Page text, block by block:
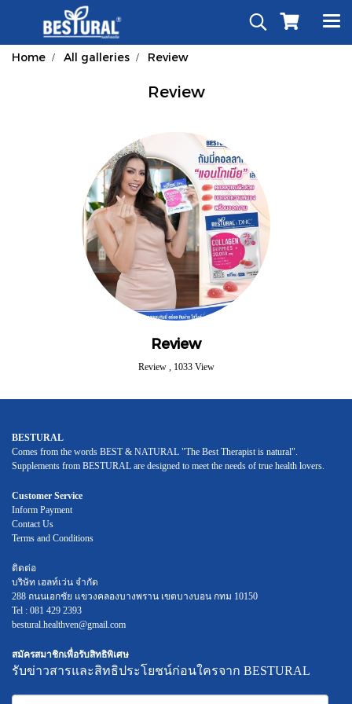
Home All galleries Review
Review
Review
Review, 1033 View
BESTURAL
Comes from the words BEST & NATURAL "The Best Therapist is natural".
Supplements from BESTURAL are designed to meet the needs of true health lovers.
Customer Service
Inform Payment
Contact Us
Terms and Conditions
ติดต่อ
บริษัท เฮลท์เว่น จำกัด
288 ถนนเอกชัย แขวงคลองบางพราน เขตบางบอน กทม 10150
Tel : 081 429 2393
bestural.healthven@gmail.com
สมัครสมาชิกเพื่อรับสิทธิพิเศษ
รับข่าวสารและสิทธิประโยชน์ก่อนใครจาก BESTURAL